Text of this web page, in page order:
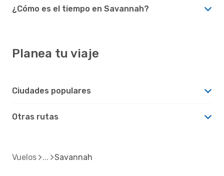
¿Cómo es el tiempo en Savannah?
Planea tu viaje
Ciudades populares
Otras rutas
Vuelos Savannah